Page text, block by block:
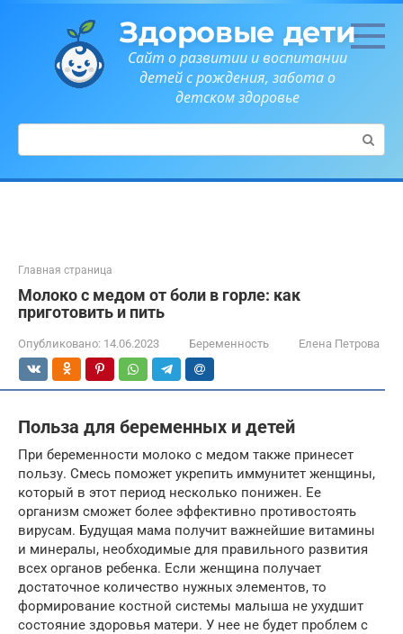
Здоровые дети
Сайт о развитии и воспитании
детей с рождения, забота о
детском здоровье
Поиск:
Главная страница
Молоко с медом от боли в горле: как
приготовить и пить
Опубликовано: 14.06.2023 Беременность Елена Петрова
Польза для беременных и детей
При беременности молоко с медом также принесет
пользу. Смесь поможет укрепить иммунитет женщины,
который в этот период несколько понижен. Ее
организм сможет более эффективно противостоять
вирусам. Будущая мама получит важнейшие витамины
и минералы, необходимые для правильного развития
всех органов ребенка. Если женщина получает
достаточное количество нужных элементов, то
формирование костной системы малыша не ухудшит
состояние здоровья матери. У нее не будет проблем с